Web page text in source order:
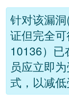
针对该漏
证但完全
10136）已
员应立即
式，以减低